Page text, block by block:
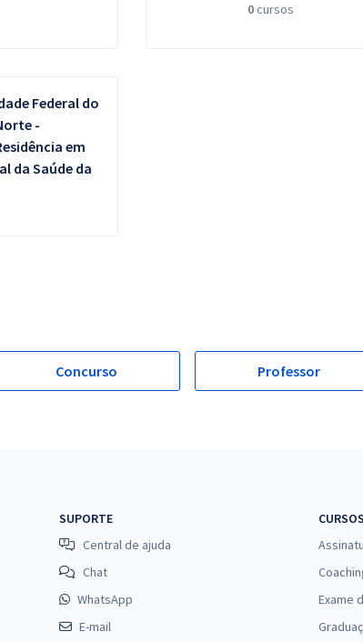
0cursos
Federal do
-
em
da Saúde da
Concurso Professor
SUPORTE
Central de ajuda
Chat
WhatsApp
E-mail
Exame